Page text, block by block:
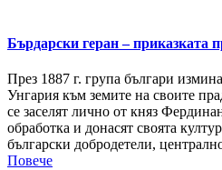
Бърдарски геран – приказката
През 1887 г. група българи
Унгария към земите на своите
се заселят лично от княз
обработка и донасят своята
български добродетели,
Повече